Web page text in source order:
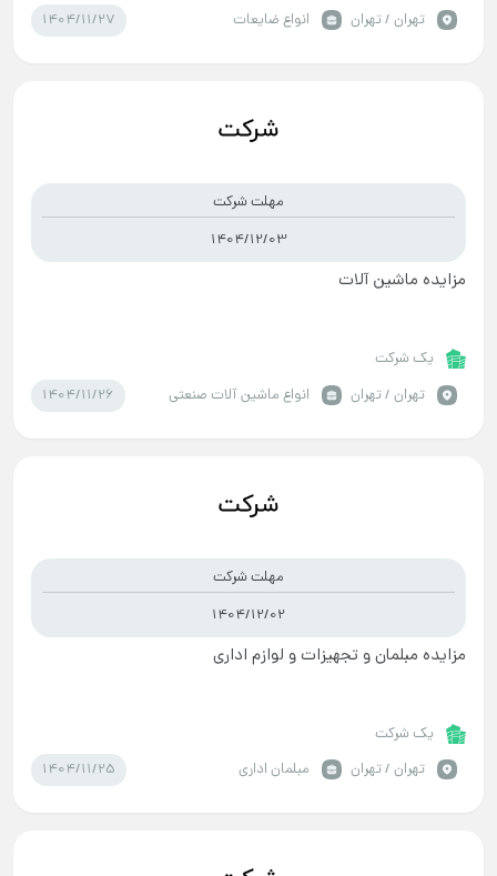
تهران / تهران
انواع ضایعات 1404/11/27
مهلت شرکت
1404/12/03
مزایده ماشین آلات
یک شرکت
تهران / تهران
انواع ماشین آلات صنعتی 1404/11/26
مهلت شرکت
1404/12/02
مزایده مبلمان و تجهیزات و لوازم اداری
یک شرکت
تهران / تهران
مبلمان اداری 1404/11/25